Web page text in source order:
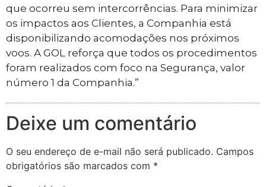
que ocorreu sem intercorrências. Para minimizar
os impactos aos Clientes, a Companhia está
disponibilizando acomodações nos próximos
voos. A GOL reforça que todos os procedimentos
foram realizados com foco na Segurança, valor
número 1 da Companhia.”
Deixe um comentário
O seu endereço de e-mail não será publicado. Campos
obrigatórios são marcados com *